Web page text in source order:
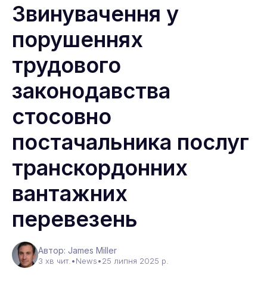
Звинувачення у
порушеннях
трудового
законодавства
стосовно
постачальника послуг
транскордонних
вантажних
перевезень
Автор: James Miller
3 хв чит. •News•25 липня 2025 р.